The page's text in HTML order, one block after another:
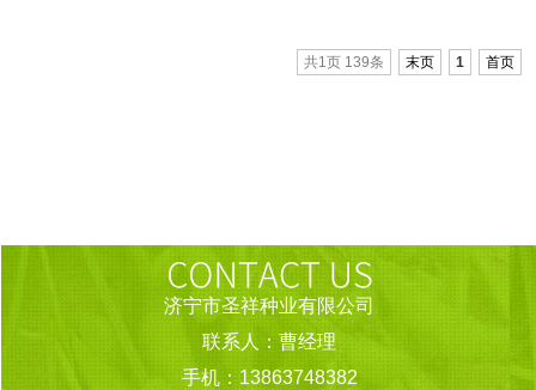
首页
1
末页
共1页 139条
济宁市圣祥种业有限公司
联系人：曹经理
手机：13863748382